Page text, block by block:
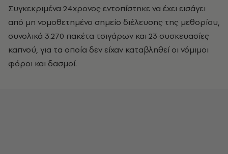
Συγκεκριμένα 24χρονος εντοπίστηκε να έχει εισάγει
από μη νομοθετημένο σημείο διέλευσης της μεθορίου,
συνολικά 3.270 πακέτα τσιγάρων και 23 συσκευασίες
καπνού, για τα οποία δεν είχαν καταβληθεί οι νόμιμοι
φόροι και δασμοί.